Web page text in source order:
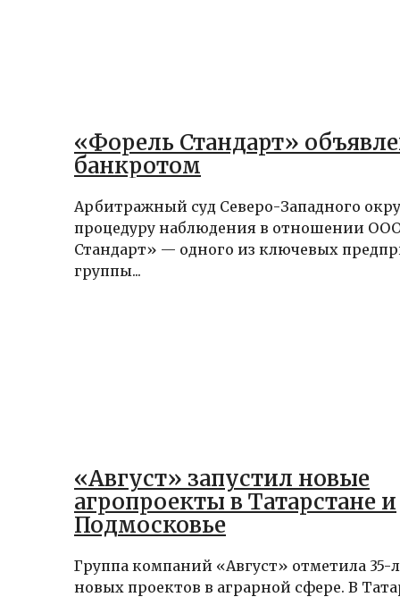
«Форель Стандарт»
банкротом
Арбитражный суд Северо-Западного
процедуру наблюдения в отношении
Стандарт» — одного из ключевых
группы...
«Август» запустил новые
агропроекты в Татарстане и
Подмосковье
Группа компаний «Август» отметила 35-
новых проектов в аграрной сфере. В